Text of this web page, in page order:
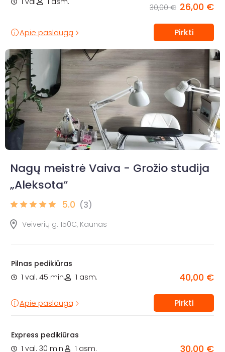
30,00 € 26,00 €
Apie paslaugą Pirkti
Nagų meistrė Vaiva - Grožio studija
„Aleksota“
5.0 (3)
Veiverių g. 150C, Kaunas
Pilnas pedikiūras
1 val. 45 min.
1 asm. 40,00 €
Apie paslaugą Pirkti
Express pedikiūras
1 val. 30 min.
1 asm. 30,00 €